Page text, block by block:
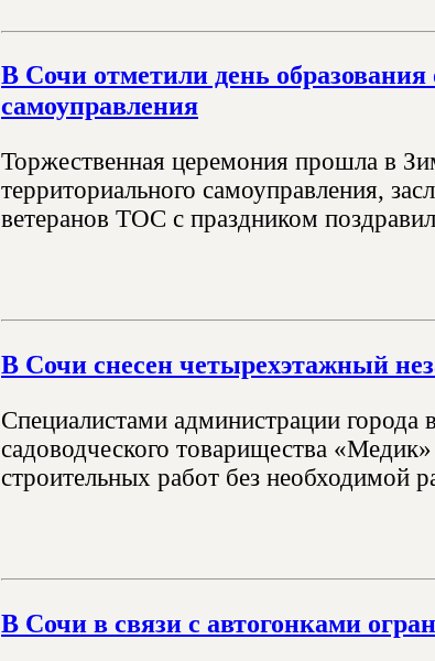
В Сочи отметили день образования
самоуправления
Торжественная церемония прошла в
территориального самоуправления,
ветеранов ТОС с праздником
В Сочи снесен четырехэтажный
Специалистами администрации города
садоводческого товарищества
строительных работ без необходимой
В Сочи в связи с автогонками